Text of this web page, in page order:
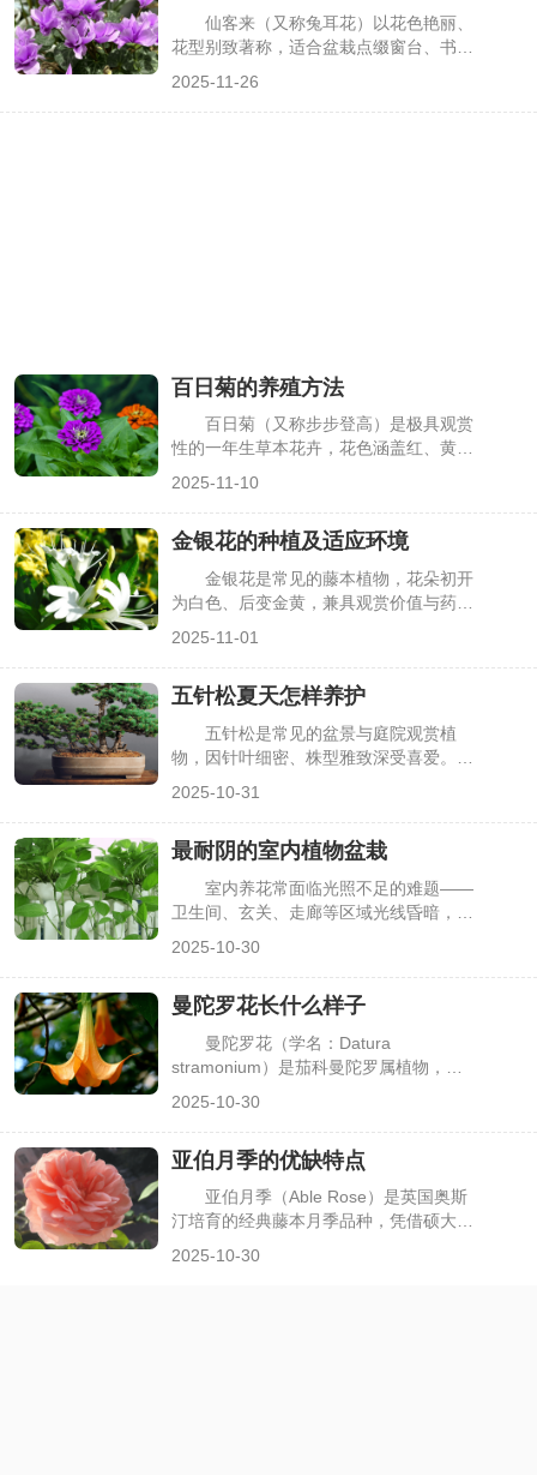
避免常见养护误区，下面详细介绍相关要
点。
仙客来（又称兔耳花）以花色艳丽、
花型别致著称，适合盆栽点缀窗台、书
质要求较高，若时机不对或方法有误，易
2025-11-26
百日菊的养殖方法
百日菊（又称步步登高）是极具观赏
性的一年生草本花卉，花色涵盖红、黄、
粉、紫等多种，且花期长达3-4个月，从
但百日菊对光照、水肥有特定要求，若养
护不当，易出现徒长、花小、花期缩短等
问题。掌握科学的养殖方法，能让百日菊
株型紧凑、开花繁茂，下面详细介绍具体
要点。
2025-11-10
金银花的种植及适应环境
金银花是常见的藤本植物，花朵初开
为白色、后变金黄，兼具观赏价值与药用
功效，常被用于庭院花架、阳台盆栽，或
适应环境，随意选择种植地点，或因种植
方法不当，导致植株生长缓慢、开花少。
其实掌握金银花的适应条件与种植技巧，
就能让其长势旺盛，下面详细介绍金银花
的种植方法及适应环境。
2025-11-01
五针松夏天怎样养护
五针松是常见的盆景与庭院观赏植
物，因针叶细密、株型雅致深受喜爱。但
枯、根系受损，甚至整株枯萎。很多养护
者在夏季常因浇水、遮阴不当“养坏”五针
松，其实只要抓好降温、遮阴、水肥等关
键环节，就能让五针松安全度夏，下面详
细介绍夏季养护要点。
2025-10-31
最耐阴的室内植物盆栽
室内养花常面临光照不足的难题——
卫生间、玄关、走廊等区域光线昏暗，多
一些耐阴植物能在散射光环境中健康生
长，既能装点空间，又无需频繁调整摆放
位置。很多人想知道哪些室内盆栽最耐
阴，下面介绍几种适配性强、养护简单的
2025-10-30
曼陀罗花长什么样子
曼陀罗花（学名：Datura
stramonium）是茄科曼陀罗属植物，因
度。但很多人仅听闻其名，却不清楚它的
真实形态，甚至会与牵牛花、凌霄花等藤
本花卉混淆。其实曼陀罗花的植株、花
朵、果实都有鲜明特征，了解这些特点能
快速识别它，下面详细描述曼陀罗花的外
形样貌。
2025-10-30
亚伯月季的优缺特点
亚伯月季（Able Rose）是英国奥斯
汀培育的经典藤本月季品种，凭借硕大的
杯状花朵、浓郁的水果香气，成为庭院花
2025-10-30